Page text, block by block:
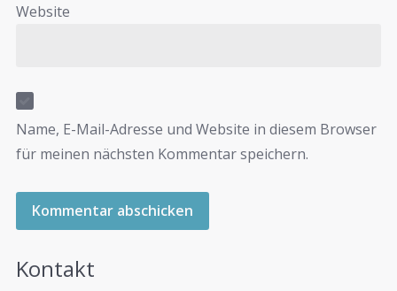
Website
Name, E-Mail-Adresse und Website in diesem Browser
für meinen nächsten Kommentar speichern.
Kontakt